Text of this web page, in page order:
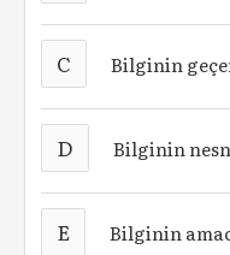
C Bilginin
D Bilginin
E Bilginin